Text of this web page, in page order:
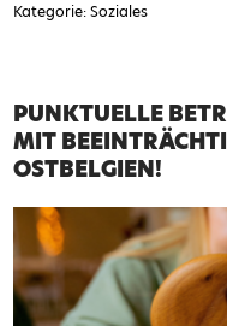
Kategorie: Soziales
PUNKTUELLE
MIT
OSTBELGIEN!